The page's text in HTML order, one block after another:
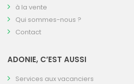
à la vente
Qui sommes-nous ?
Contact
ADONIE, C’EST AUSSI
Services aux vacanciers